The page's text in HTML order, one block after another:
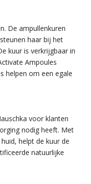
De ampullenkuren
haar bij het
kuur is verkrijgbaar in
Ampoules
helpen om een egale
voor klanten
nodig heeft. Met
helpt de kuur de
natuurlijke